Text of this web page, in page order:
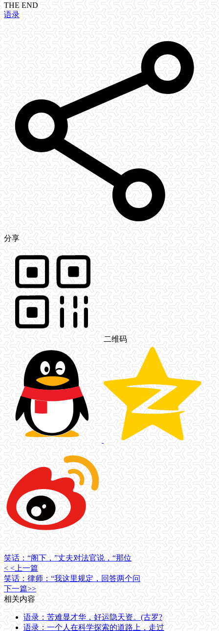
THE END
语录
分享
二维码
笑话：“阁下，”丈夫对法官说，“那位
< <上一篇
笑话：律师：“我这里规定，回答两个问
下一篇>>
相关内容
语录：苦难显才华，好运隐天资。(古罗?
语录：一个人在科学探索的道路上，走过